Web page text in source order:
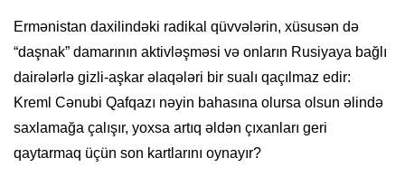
Ermənistan daxilindəki radikal qüvvələrin, xüsusən də
“daşnak” damarının aktivləşməsi və onların Rusiyaya bağlı
dairələrlə gizli-aşkar əlaqələri bir sualı qaçılmaz edir:
Kreml Cənubi Qafqazı nəyin bahasına olursa olsun əlində
saxlamağa çalışır, yoxsa artıq əldən çıxanları geri
qaytarmaq üçün son kartlarını oynayır?